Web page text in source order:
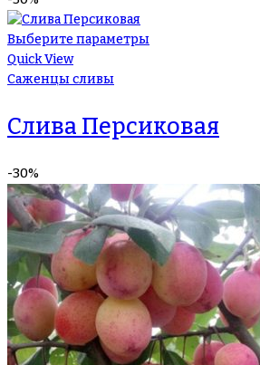
Выберите параметры
Quick View
Саженцы сливы
Слива Персиковая
-30%